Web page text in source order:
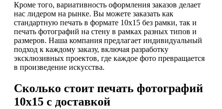
Кроме того, вариативность оформления заказов делает
нас лидером на рынке. Вы можете заказать как
стандартную печать в формате 10х15 без рамки, так и
печать фотографий на стену в рамках разных типов и
размеров. Наша компания предлагает индивидуальный
подход к каждому заказу, включая разработку
эксклюзивных проектов, где каждое фото превращается
в произведение искусства.
Сколько стоит печать фотографий
10х15 с доставкой